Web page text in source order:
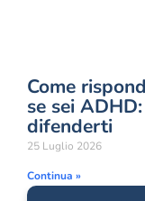
Come
se sei
difenderti
25 Luglio 2026
Continua »